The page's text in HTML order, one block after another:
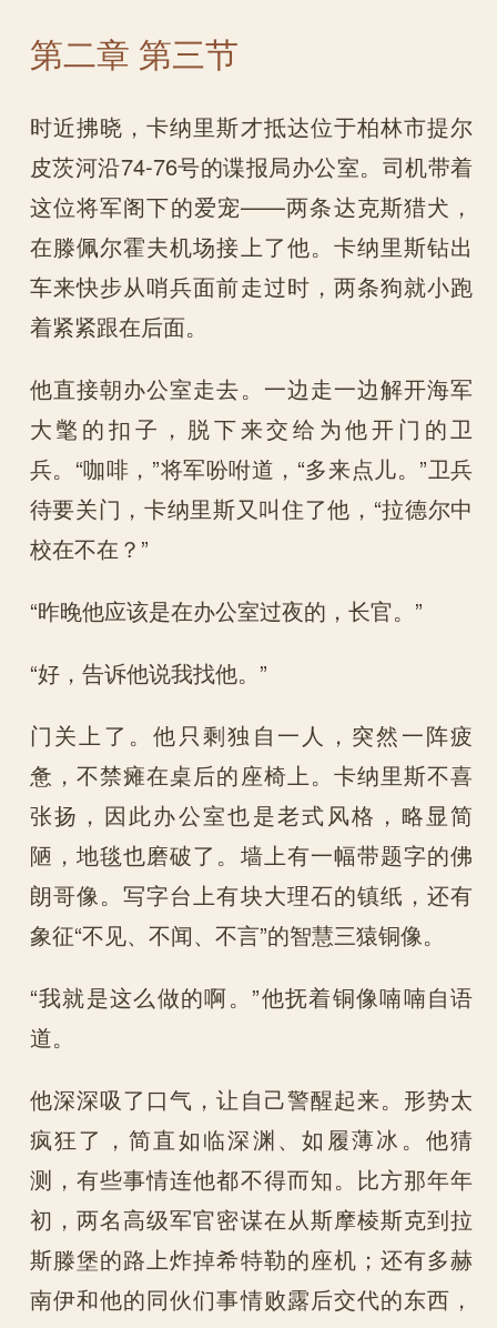
第二章 第三节
时近拂晓，卡纳里斯才抵达位于柏林市提尔
皮茨河沿74-76号的谍报局办公室。司机带着
这位将军阁下的爱宠——两条达克斯猎犬，
在滕佩尔霍夫机场接上了他。卡纳里斯钻出
车来快步从哨兵面前走过时，两条狗就小跑
着紧紧跟在后面。
他直接朝办公室走去。一边走一边解开海军
大氅的扣子，脱下来交给为他开门的卫
兵。“咖啡，”将军吩咐道，“多来点儿。”卫兵
待要关门，卡纳里斯又叫住了他，“拉德尔中
校在不在？”
“昨晚他应该是在办公室过夜的，长官。”
“好，告诉他说我找他。”
门关上了。他只剩独自一人，突然一阵疲
惫，不禁瘫在桌后的座椅上。卡纳里斯不喜
张扬，因此办公室也是老式风格，略显简
陋，地毯也磨破了。墙上有一幅带题字的佛
朗哥像。写字台上有块大理石的镇纸，还有
象征“不见、不闻、不言”的智慧三猿铜像。
“我就是这么做的啊。”他抚着铜像喃喃自语
道。
他深深吸了口气，让自己警醒起来。形势太
疯狂了，简直如临深渊、如履薄冰。他猜
测，有些事情连他都不得而知。比方那年年
初，两名高级军官密谋在从斯摩棱斯克到拉
斯滕堡的路上炸掉希特勒的座机；还有多赫
南伊和他的同伙们事情败露后交代的东西，